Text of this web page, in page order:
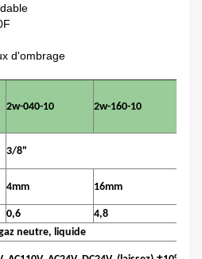
d'ombrage
2w-040-10 2w-160-10
3/8"
4mm 16mm
0,6 4,8
neutre, liquide